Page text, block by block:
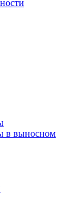
в выносном